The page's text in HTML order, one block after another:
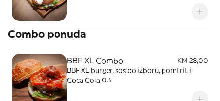
Combo ponuda
BBF XL Combo
KM 28,00
BBF XL burger, sos po izboru, pomfrit i
Coca Cola 0.5